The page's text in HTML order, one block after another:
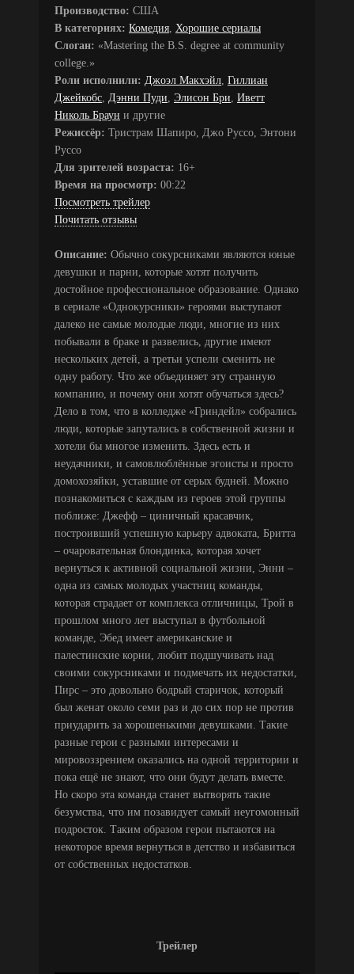
Производство: США
В категориях: Комедия Хорошие сериалы
Слоган: «Mastering the B.S. degree at community
college.»
Роли исполнили: Джоэл Макхэйл Гиллиан
Джейкобс Дэнни Пуди Элисон Бри Иветт
Николь Браун и другие
Режиссёр: Тристрам Шапиро, Джо Руссо, Энтони
Руссо
Для зрителей возраста: 16+
Время на просмотр: 00:22
Посмотреть трейлер
Почитать отзывы
Описание: Обычно сокурсниками являются юные
девушки и парни, которые хотят получить
достойное профессиональное образование. Однако
в сериале «Однокурсники» героями выступают
далеко не самые молодые люди, многие из них
побывали в браке и развелись, другие имеют
нескольких детей, а третьи успели сменить не
одну работу. Что же объединяет эту странную
компанию, и почему они хотят обучаться здесь?
Дело в том, что в колледже «Гриндейл» собрались
люди, которые запутались в собственной жизни и
хотели бы многое изменить. Здесь есть и
неудачники, и самовлюблённые эгоисты и просто
домохозяйки, уставшие от серых будней. Можно
познакомиться с каждым из героев этой группы
поближе: Джефф – циничный красавчик,
построивший успешную карьеру адвоката, Бритта
– очаровательная блондинка, которая хочет
вернуться к активной социальной жизни, Энни –
одна из самых молодых участниц команды,
которая страдает от комплекса отличницы, Трой в
прошлом много лет выступал в футбольной
команде, Эбед имеет американские и
палестинские корни, любит подшучивать над
своими сокурсниками и подмечать их недостатки,
Пирс – это довольно бодрый старичок, который
был женат около семи раз и до сих пор не против
приударить за хорошенькими девушками. Такие
разные герои с разными интересами и
мировоззрением оказались на одной территории и
пока ещё не знают, что они будут делать вместе.
Но скоро эта команда станет вытворять такие
безумства, что им позавидует самый неугомонный
подросток. Таким образом герои пытаются на
некоторое время вернуться в детство и избавиться
от собственных недостатков.
Трейлер